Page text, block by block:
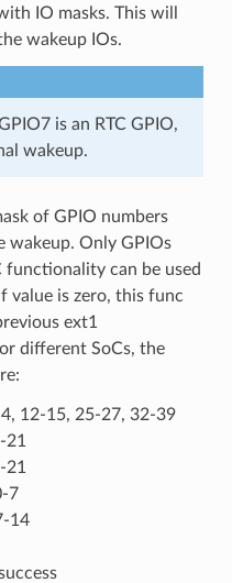
IO masks. This will
wakeup IOs.
is an RTC GPIO,
wakeup.
of GPIO numbers
wakeup. Only GPIOs
functionality can be used
value is zero, this func
ext1
different SoCs, the
4, 12-15, 25-27, 32-39
21
21
7
14